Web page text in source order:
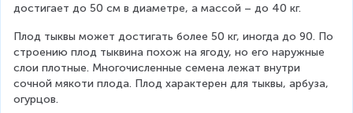
достигает до 50 см в диаметре, а массой – до 40 кг.
Плод тыквы может достигать более 50 кг, иногда до 90. По
строению плод тыквина похож на ягоду, но его наружные
слои плотные. Многочисленные семена лежат внутри
сочной мякоти плода. Плод характерен для тыквы, арбуза,
огурцов.